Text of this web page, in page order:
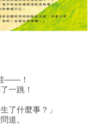
——！
一跳！
了什麼事？」
道。